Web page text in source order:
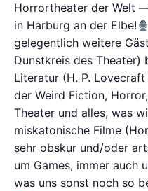
Horrortheater der Welt
in Harburg an der Elbe!
gelegentlich weitere
Dunstkreis des Theater)
Literatur (H. P.
der Weird Fiction,
Theater und alles, was
miskatonische Filme
sehr obskur und/oder
um Games, immer auch
was uns sonst noch so